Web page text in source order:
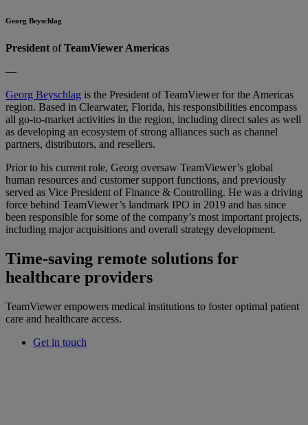
Georg Beyschlag
President ofTeamViewer Americas
—
Georg Beyschlag is the President of TeamViewer for the Americas
region. Based in Clearwater, Florida, his responsibilities encompass
all go-to-market activities in the region, including direct sales as well
as developing an ecosystem of strong alliances such as channel
partners, distributors, and resellers.
Prior to his current role, Georg oversaw TeamViewer’s global
human resources and customer support functions, and previously
served as Vice President of Finance & Controlling. He was a driving
force behind TeamViewer’s landmark IPO in 2019 and has since
been responsible for some of the company’s most important projects,
including major acquisitions and overall strategy development.
Time-saving remote solutions for
healthcare providers
TeamViewer empowers medical institutions to foster optimal patient
care and healthcare access.
Get in touch